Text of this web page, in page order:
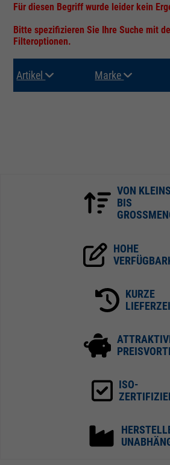
Für diesen Begriff wurde leider kein
Bitte spezifizieren Sie Ihre Suche mit
Filteroptionen.
Artikel Marke
VON
BIS
HOHE
KURZE
ISO-